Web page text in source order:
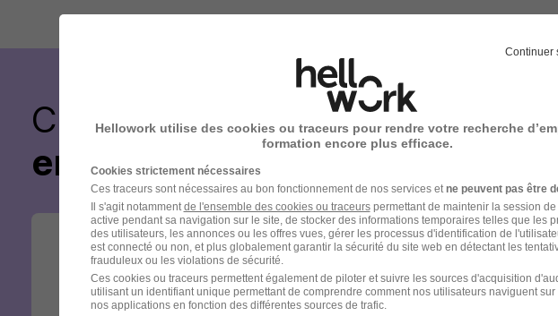
Créez votre compte Hellowork
envoyez votre candidature !
Continuer
Hellowork utilise des cookies ou traceurs pour rendre votre recherche
formation encore plus efficace.
Cookies strictement nécessaires
Ces traceurs sont nécessaires au bon fonctionnement de nos services etne peuvent pas être
Il s'agit notammentde l'ensemble des cookies ou traceurspermettant de maintenir la session
active pendant sa navigation sur le site, de stocker des informations temporaires telles que les
des utilisateurs, les annonces ou les offres vues, gérer les processus d'identification de
est connecté ou non, et plus globalement garantir la sécurité du site web en détectant les
frauduleux ou les violations de sécurité.
Ces cookies ou traceurs permettent également de piloter et suivre les sources d'acquisition
utilisant un identifiant unique permettant de comprendre comment nos utilisateurs naviguent sur
nos applications en fonction des différentes sources de trafic.